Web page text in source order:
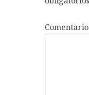
Comentario